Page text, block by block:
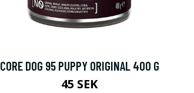
CORE DOG 95 PUPPY ORIGINAL 400 G
45 SEK